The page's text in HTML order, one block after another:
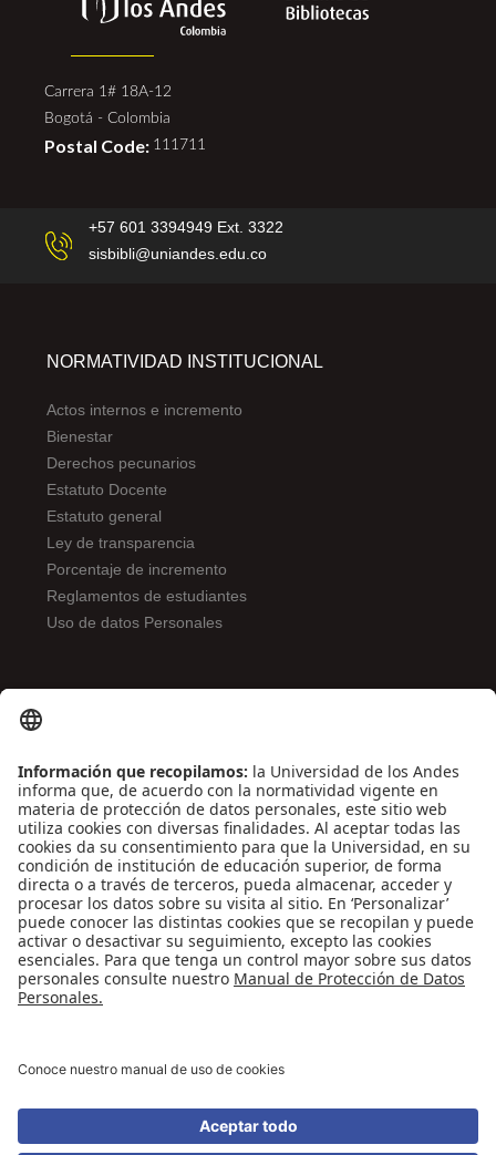
Carrera 1# 18A-12
Bogotá - Colombia
Postal Code: 111711
+57 601 3394949 Ext. 3322
sisbibli@uniandes.edu.co
NORMATIVIDAD INSTITUCIONAL
Actos internos e incremento
Bienestar
Derechos pecunarios
Estatuto Docente
Estatuto general
Ley de transparencia
Porcentaje de incremento
Reglamentos de estudiantes
Uso de datos Personales
Contáctenos
Biblioguías
Preguntas frecuentes
Capacitación
Directrices
Entretenimiento
Compra de libros y material audiovisual